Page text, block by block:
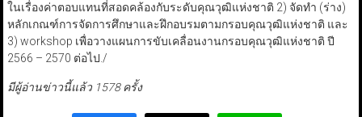
ในเรื่องค่าตอบแทนที่สอดคล้องกับระดับคุณวุฒิแห่งชาติ 2) จัดทำ (ร่าง)
หลักเกณฑ์การจัดการศึกษาและฝึกอบรมตามกรอบคุณวุฒิแห่งชาติ และ
3) workshop เพื่อวางแผนการขับเคลื่อนงานกรอบคุณวุฒิแห่งชาติ ปี
2566 – 2570 ต่อไป./
มีผู้อ่านข่าวนี้แล้ว 1578 ครั้ง